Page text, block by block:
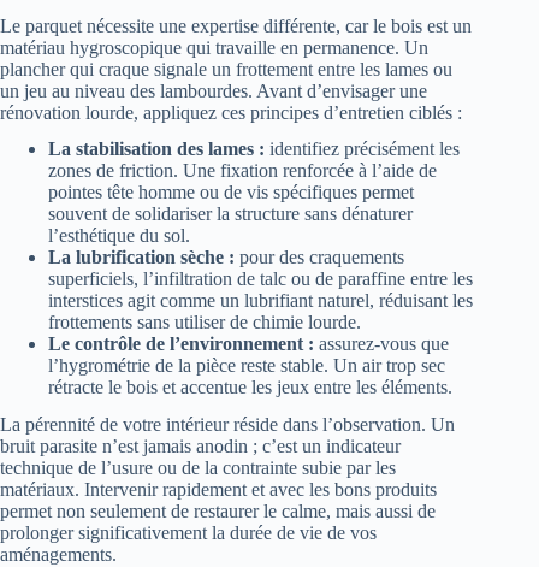
Le parquet nécessite une expertise différente, car le bois est un
matériau hygroscopique qui travaille en permanence. Un
plancher qui craque signale un frottement entre les lames ou
un jeu au niveau des lambourdes. Avant d’envisager une
rénovation lourde, appliquez ces principes d’entretien ciblés :
La stabilisation des lames : identifiez précisément les
zones de friction. Une fixation renforcée à l’aide de
pointes tête homme ou de vis spécifiques permet
souvent de solidariser la structure sans dénaturer
l’esthétique du sol.
La lubrification sèche : pour des craquements
superficiels, l’infiltration de talc ou de paraffine entre les
interstices agit comme un lubrifiant naturel, réduisant les
frottements sans utiliser de chimie lourde.
Le contrôle de l’environnement : assurez-vous que
l’hygrométrie de la pièce reste stable. Un air trop sec
rétracte le bois et accentue les jeux entre les éléments.
La pérennité de votre intérieur réside dans l’observation. Un
bruit parasite n’est jamais anodin ; c’est un indicateur
technique de l’usure ou de la contrainte subie par les
matériaux. Intervenir rapidement et avec les bons produits
permet non seulement de restaurer le calme, mais aussi de
prolonger significativement la durée de vie de vos
aménagements.